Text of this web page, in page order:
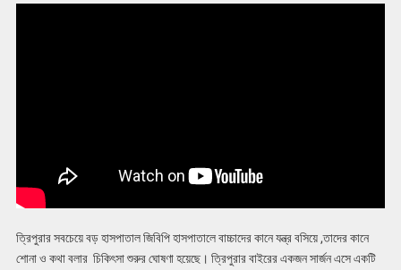
ত্রিপুরার সবচেয়ে বড় হাসপাতাল জিবিপি হাসপাতালে বাচ্চাদের কানে যন্ত্র বসিয়ে ,তাদের কানে
শোনা ও কথা বলার চিকিৎসা শুরুর ঘোষণা হয়েছে। ত্রিপুরার বাইরের একজন সার্জন এসে একটি